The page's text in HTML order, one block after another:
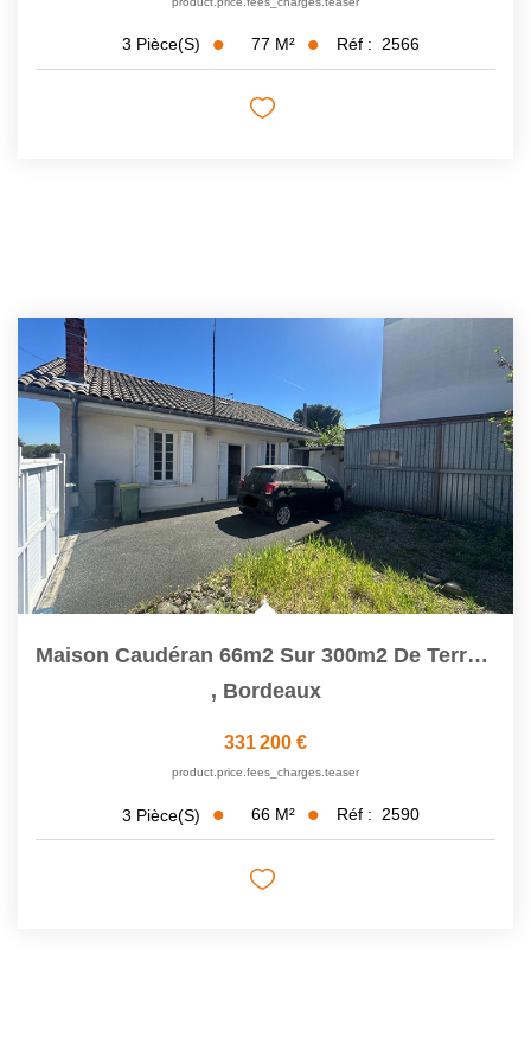
3 Pièce(s) 77 M² Réf : 2566
Maison Caudéran 66m2 Sur 300m2 De Terrain
, Bordeaux
331 200 €
product.price.fees_charges.teaser
3 Pièce(s) 66 M² Réf : 2590